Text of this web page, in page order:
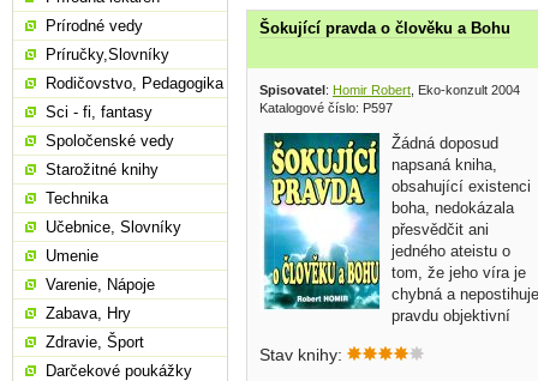
Šokující pravda o člověku a Bohu
Spisovatel: Homir Robert , Eko-konzult 2004
Katalogové číslo: P597
Žádná doposud
napsaná kniha,
obsahující existenci
boha, nedokázala
přesvědčit ani
jedného ateistu o
tom, že jeho víra je
chybná a nepostihuje
pravdu objektivní
si většina ateistu uvědomila, že se
Stav knihy:
Prírodné vedy
Príručky,Slovníky
Rodičovstvo, Pedagogika
Sci - fi, fantasy
Spoločenské vedy
Starožitné knihy
Technika
Učebnice, Slovníky
Umenie
Varenie, Nápoje
Zabava, Hry
Zdravie, Šport
Darčekové poukážky